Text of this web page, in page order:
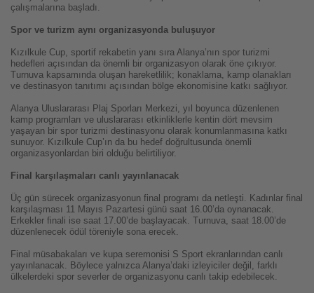
çalışmalarına başladı.
Spor ve turizm aynı organizasyonda buluşuyor
Kızılkule Cup, sportif rekabetin yanı sıra Alanya’nın spor turizmi
hedefleri açısından da önemli bir organizasyon olarak öne çıkıyor.
Turnuva kapsamında oluşan hareketlilik; konaklama, kamp olanakları
ve destinasyon tanıtımı açısından bölge ekonomisine katkı sağlıyor.
Alanya Uluslararası Plaj Sporları Merkezi, yıl boyunca düzenlenen
kamp programları ve uluslararası etkinliklerle kentin dört mevsim
yaşayan bir spor turizmi destinasyonu olarak konumlanmasına katkı
sunuyor. Kızılkule Cup’ın da bu hedef doğrultusunda önemli
organizasyonlardan biri olduğu belirtiliyor.
Final karşılaşmaları canlı yayınlanacak
Üç gün sürecek organizasyonun final programı da netleşti. Kadınlar final
karşılaşması 11 Mayıs Pazartesi günü saat 16.00’da oynanacak.
Erkekler finali ise saat 17.00’de başlayacak. Turnuva, saat 18.00’de
düzenlenecek ödül töreniyle sona erecek.
Final müsabakaları ve kupa seremonisi S Sport ekranlarından canlı
yayınlanacak. Böylece yalnızca Alanya’daki izleyiciler değil, farklı
ülkelerdeki spor severler de organizasyonu canlı takip edebilecek.